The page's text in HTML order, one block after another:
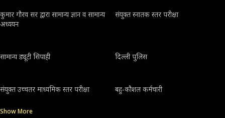
कुमार गौरव सर द्वारा सामान्य ज्ञान व सामान्य
अध्ययन
संयुक्त स्नातक स्तर परीक्षा
सामान्य ड्यूटी सिपाही दिल्ली पुलिस
संयुक्त उच्चतर माध्यमिक स्तर परीक्षा बहु-कौशल कर्मचारी
Show More